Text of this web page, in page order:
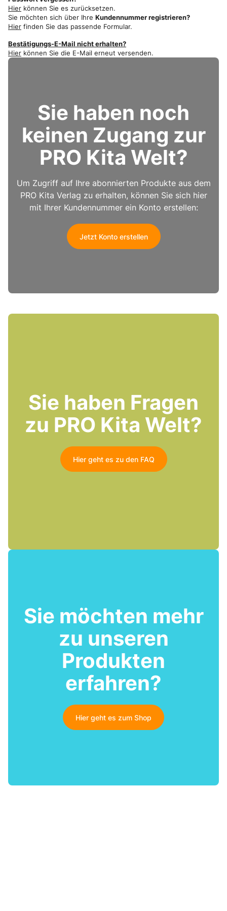
Hier können Sie es zurücksetzen.
Sie möchten sich über Ihre Kundennummer registrieren?
Hier finden Sie das passende Formular.
Bestätigungs-E-Mail nicht erhalten?
Hier können Sie die E-Mail erneut versenden.
Sie haben noch
keinen Zugang zur
PRO Kita Welt?
Um Zugriff auf Ihre abonnierten Produkte aus dem
PRO Kita Verlag zu erhalten, können Sie sich hier
mit Ihrer Kundennummer ein Konto erstellen:
Jetzt Konto erstellen
Sie haben Fragen
zu PRO Kita Welt?
Hier geht es zu den FAQ
Sie möchten mehr
zu unseren
Produkten
erfahren?
Hier geht es zum Shop